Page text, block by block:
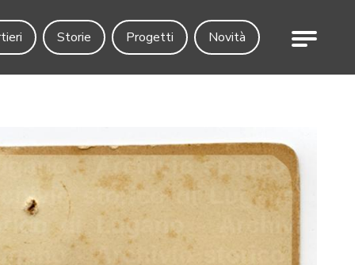
Storie Progetti Novità Menu